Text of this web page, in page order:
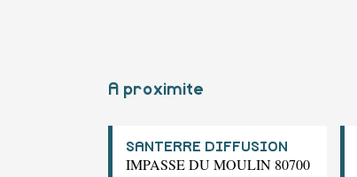
A proximite
SANTERRE DIFFUSION
IMPASSE DU MOULIN 80700